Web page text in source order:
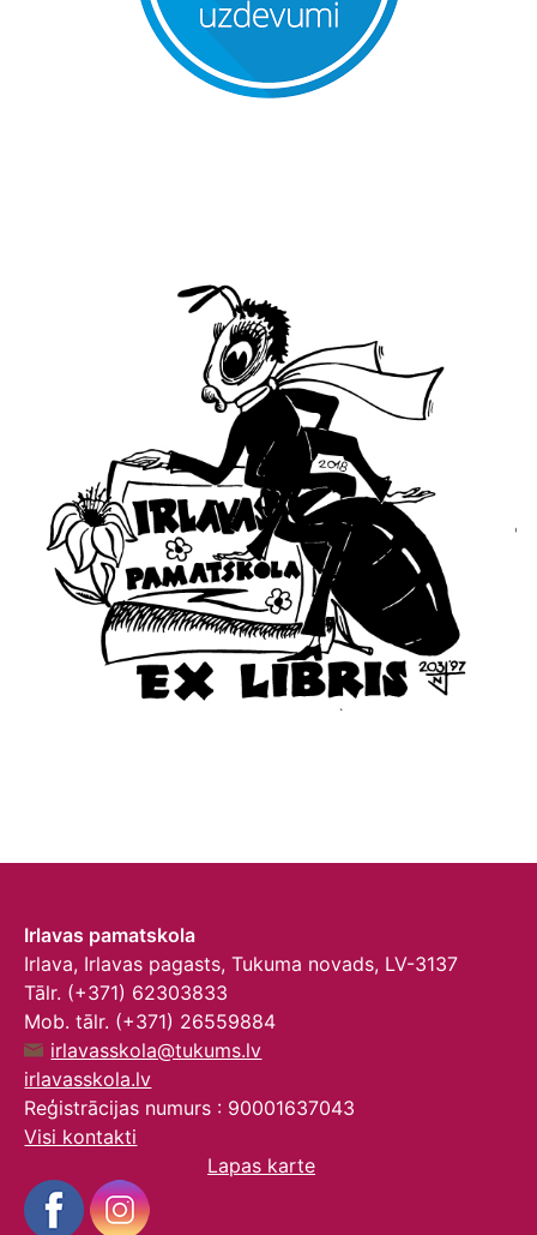
Irlavas pamatskola
Irlava, Irlavas pagasts, Tukuma novads, LV-3137
Tālr. (+371) 62303833
Mob. tālr. (+371) 26559884
irlavasskola@tukums.lv
irlavasskola.lv
Reģistrācijas numurs : 90001637043
Visi kontakti
Lapas karte